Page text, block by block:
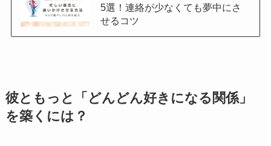
5選！連絡が少なくても夢中にさ
せるコツ
彼ともっと「どんどん好きになる関係」
を築くには？